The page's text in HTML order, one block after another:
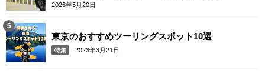
2026年5月20日
東京のおすすめツーリングスポット10選
特集 2023年3月21日